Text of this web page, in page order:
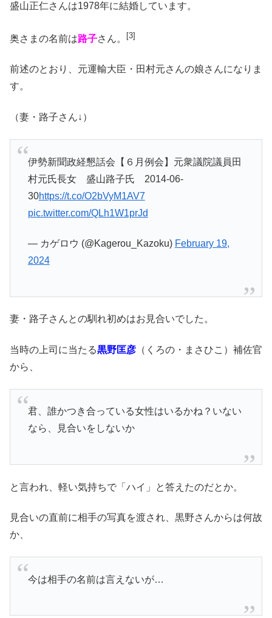
盛山正仁さんは1978年に結婚しています。
奥さまの名前は路子さん。 [3]
前述のとおり、元運輸大臣・田村元さんの娘さんになりま
す。
（妻・路子さん↓）
伊勢新聞政経懇話会【６月例会】元衆議院議員田
村元氏長女 盛山路子氏 2014-06-
30https://t.co/O2bVyM1AV7
pic.twitter.com/QLh1W1prJd
— カゲロウ (@Kagerou_Kazoku) February 19,
2024
妻・路子さんとの馴れ初めはお見合いでした。
当時の上司に当たる黒野匡彦 （くろの・まさひこ）補佐官
から、
君、誰かつき合っている女性はいるかね？いない
なら、見合いをしないか
と言われ、軽い気持ちで「ハイ」と答えたのだとか。
見合いの直前に相手の写真を渡され、黒野さんからは何故
か、
今は相手の名前は言えないが…